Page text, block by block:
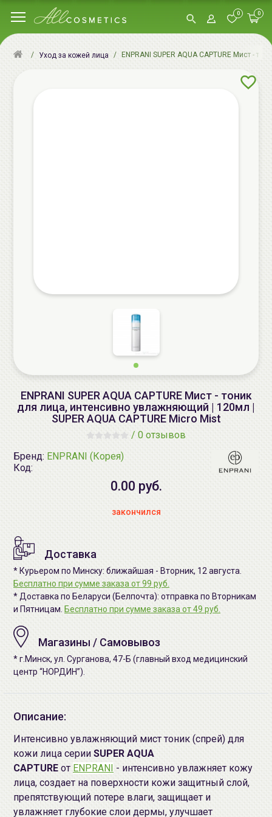
0 0
Уход за кожей лица ENPRANI SUPER AQUA CAPTURE Мист -
ENPRANI SUPER AQUA CAPTURE Мист - тоник
для лица, интенсивно увлажняющий | 120мл |
SUPER AQUA CAPTURE Micro Mist
/ 0 отзывов
Бренд: ENPRANI (Корея)
Код:
0.00 руб.
закончился
Доставка
* Курьером по Минску: ближайшая - Вторник, 12 августа.
Бесплатно при сумме заказа от 99 руб.
* Доставка по Беларуси (Белпочта): отправка по Вторникам
и Пятницам. Бесплатно при сумме заказа от 49 руб.
Магазины / Самовывоз
* г.Минск, ул. Сурганова, 47-Б (главный вход медицинский
центр “НОРДИН”).
Описание:
Интенсивно увлажняющий мист тоник (спрей) для
кожи лица серии SUPER AQUA
CAPTURE от ENPRANI - интенсивно увлажняет кожу
лица, создает на поверхности кожи защитный слой,
препятствующий потере влаги, защищает и
увлажняет глубокие слои дермы, улучшает